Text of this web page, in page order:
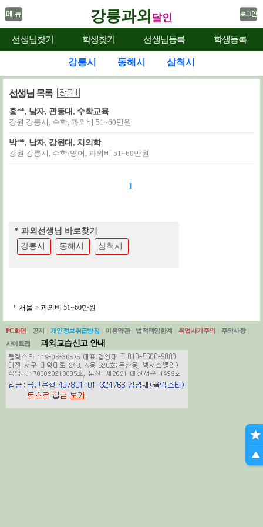
강릉과외 달인
선생님찾기 학생찾기 선생님등록 학생등록
강릉시 동해시 삼척시
선생님 목록
홍**, 남자, 관동대, 수학교육
강원 강릉시, 수학, 과외비 51~60만원
박**, 남자, 강원대, 치의학
강원 강릉시, 수학/영어, 과외비 51~60만원
1
* 과외선생님 바로찾기
강릉시
동해시 삼척시
서울 > 과외비 51~60만원
PC화면 공지 개인정보취급방침 이용약관 법적책임한계 취업사기주의 주의사항
사이트맵
과외교습신고 안내